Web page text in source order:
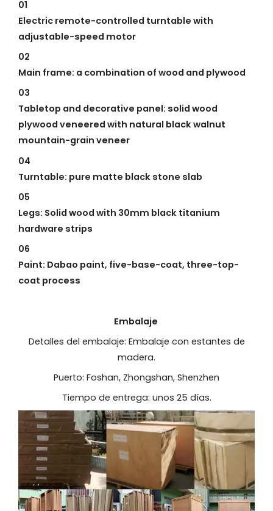
01
Electric remote-controlled turntable with
adjustable-speed motor
02
Main frame: a combination of wood and plywood
03
Tabletop and decorative panel: solid wood
plywood veneered with natural black walnut
mountain-grain veneer
04
Turntable: pure matte black stone slab
05
Legs: Solid wood with 30mm black titanium
hardware strips
06
Paint: Dabao paint, five-base-coat, three-top-
coat process
Embalaje
Detalles del embalaje: Embalaje con estantes de
madera.
Puerto: Foshan, Zhongshan, Shenzhen
Tiempo de entrega: unos 25 días.